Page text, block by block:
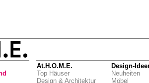
At.H.O.M.E.
Top Häuser
Design & Architektur
Design-
Neuheiten
Möbel